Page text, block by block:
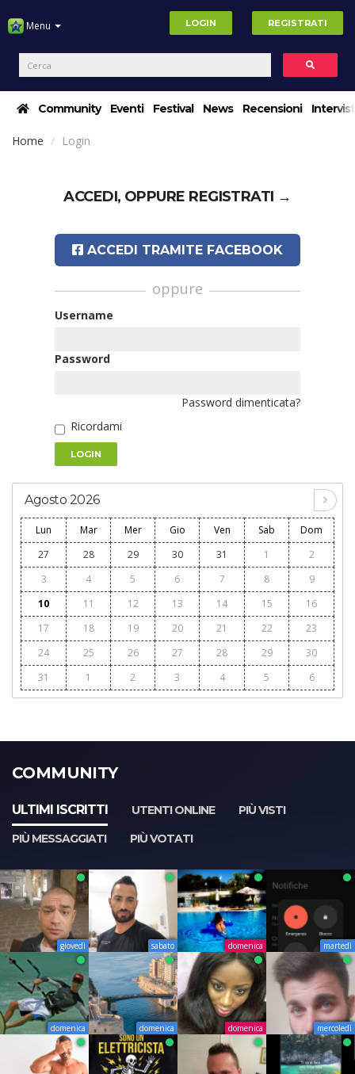
Menu LOGIN REGISTRATI
Community Eventi Festival News Recensioni
Home Login
ACCEDI, OPPURE REGISTRATI →
ACCEDI TRAMITE FACEBOOK
oppure
Username
Password
Password dimenticata?
Ricordami
LOGIN
Agosto 2026
Lun Mar Mer Gio Ven Sab
Dom
27
28 29 30 31 1
2
3
4 5 6 7 8
9
10
11 12 13 14 15
16
17
18 19 20 21 22
23
24
25 26 27 28 29
30
31
1 2 3 4 5 6
COMMUNITY
ULTIMI ISCRITTI UTENTI ONLINE
PIÙ VISTI
PIÙ MESSAGGIATI
PIÙ VOTATI
giovedì sabato domenica martedì
domenica domenica domenica mercoledì